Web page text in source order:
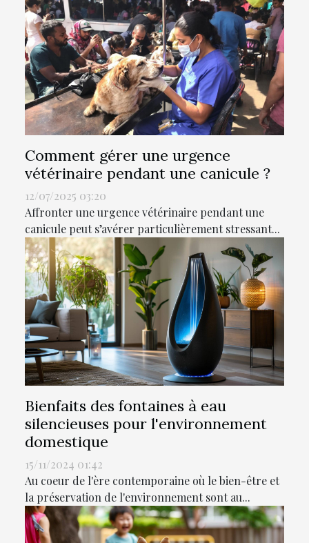
Comment gérer une urgence
vétérinaire pendant une canicule ?
12/07/2025 03:20
Affronter une urgence vétérinaire pendant une
canicule peut s’avérer particulièrement stressant...
Bienfaits des fontaines à eau
silencieuses pour l'environnement
domestique
15/11/2024 01:42
Au coeur de l'ère contemporaine où le bien-être et
la préservation de l'environnement sont au...